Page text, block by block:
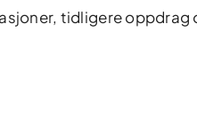
tidligere oppdrag